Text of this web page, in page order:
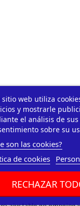
sitio web utiliza
y mostrarle
el análisis de
sobre su
son las cookies?
de cookies
RECHAZAR